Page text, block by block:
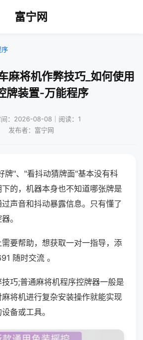
富宁网
序
麻将机作弊技巧_如何使用
牌装置-万能程序
间：2026-08-08｜阅读：1
发布者：富宁网
牌"、"看抖动猜牌面"基本没有科
的，机器本身也不知道哪张牌是
声音和抖动暴露信息。只有懂了
。
要帮助，想获取一对一指导，添
随时交流 。
巧;普通麻将机程序控牌器一般是
将机进行复杂安装操作就能实现
备或工具。